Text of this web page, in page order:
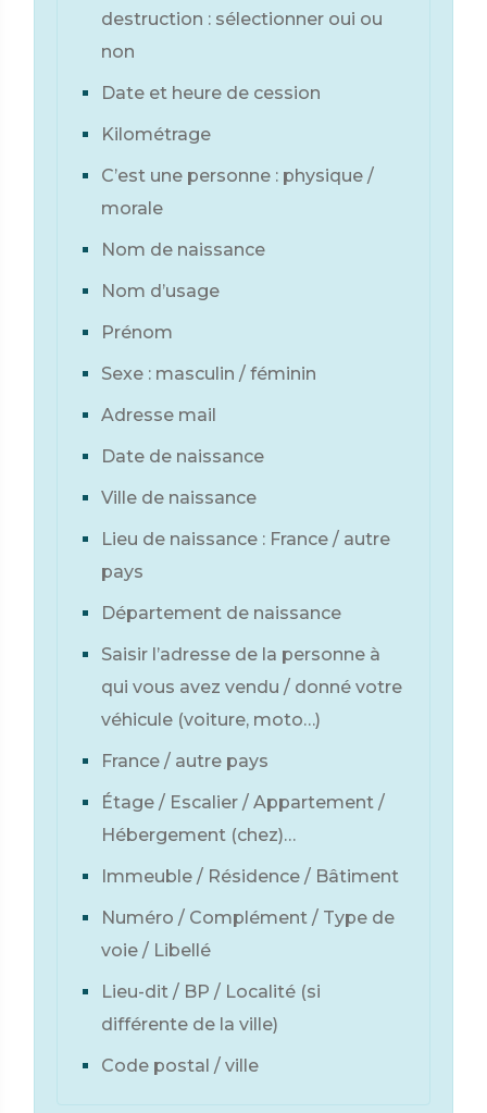
destruction : sélectionner oui ou
non
Date et heure de cession
Kilométrage
C’est une personne : physique /
morale
Nom de naissance
Nom d’usage
Prénom
Sexe : masculin / féminin
Adresse mail
Date de naissance
Ville de naissance
Lieu de naissance : France / autre
pays
Département de naissance
Saisir l’adresse de la personne à
qui vous avez vendu / donné votre
véhicule (voiture, moto…)
France / autre pays
Étage / Escalier / Appartement /
Hébergement (chez)…
Immeuble / Résidence / Bâtiment
Numéro / Complément / Type de
voie / Libellé
Lieu-dit / BP / Localité (si
différente de la ville)
Code postal / ville